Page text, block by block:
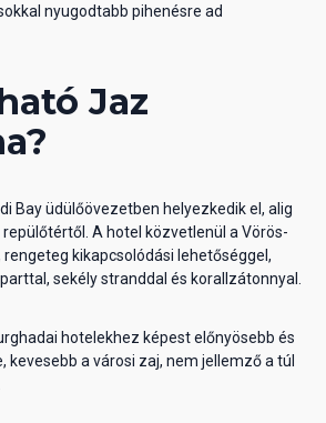
nyugodtabb pihenésre ad
Jaz
Bay üdülőövezetben helyezkedik el, alig
A hotel közvetlenül a Vörös-
kikapcsolódási lehetőséggel,
sekély stranddal és korallzátonnyal.
hotelekhez képest előnyösebb és
kevesebb a városi zaj, nem jellemző a túl